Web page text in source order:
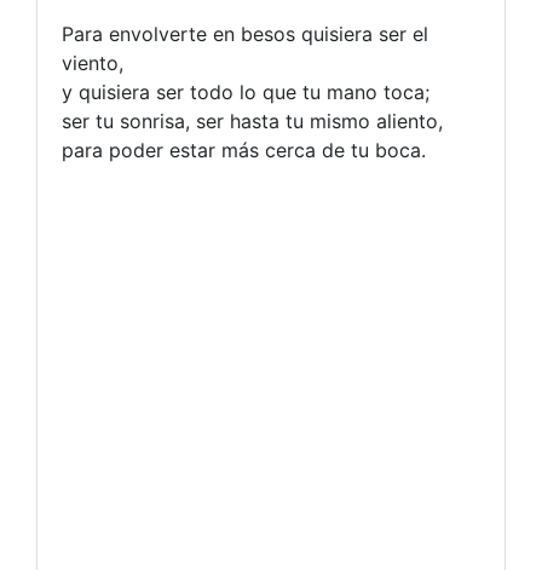
Para envolverte en besos quisiera ser el
viento,
y quisiera ser todo lo que tu mano toca;
ser tu sonrisa, ser hasta tu mismo aliento,
para poder estar más cerca de tu boca.